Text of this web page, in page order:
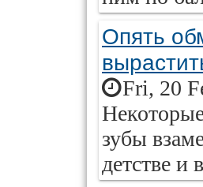
Опять
Fri, 20
зубы
детстве и